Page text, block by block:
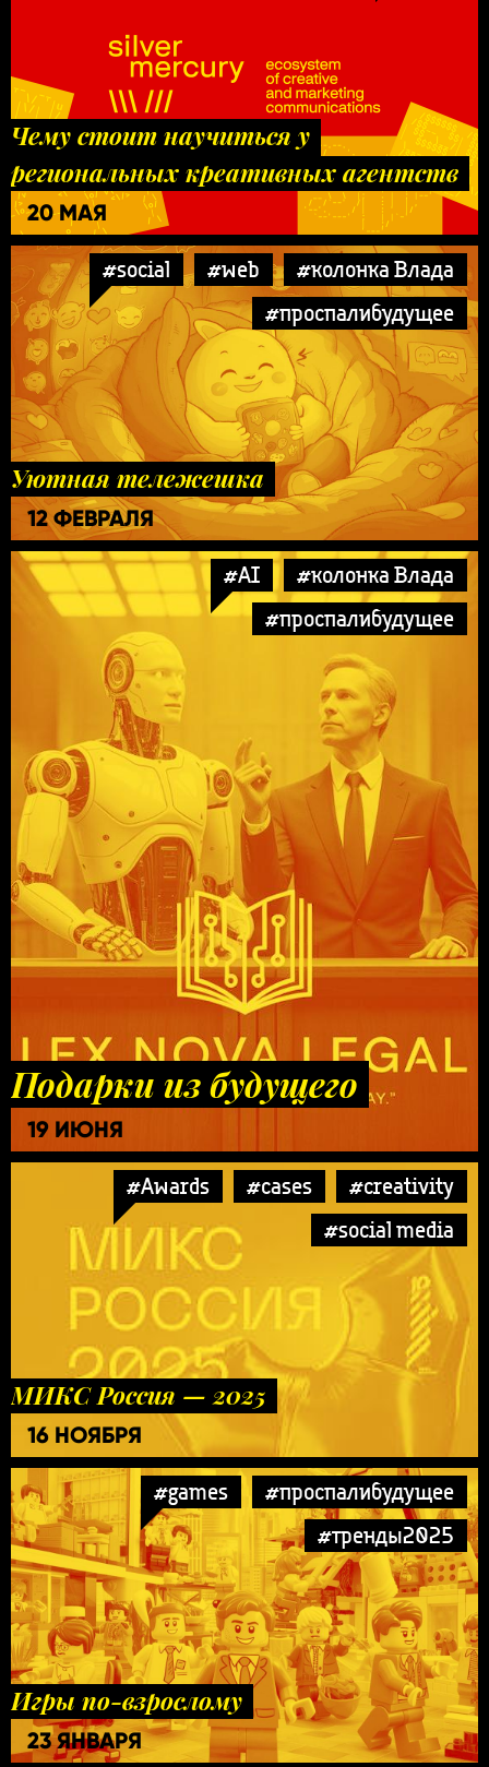
Чему стоит научиться у
региональных креативных агентств
20 МАЯ
#social #web
#колонка Влада
#проспалибудущее
Уютная тележешка
12 ФЕВРАЛЯ
#AI
#колонка Влада
#проспалибудущее
Подарки из будущего
19 ИЮНЯ
#Awards #cases
#creativity
#social media
МИКС Россия — 2025
16 НОЯБРЯ
#games
#проспалибудущее
#тренды2025
Игры по-взрослому
23 ЯНВАРЯ